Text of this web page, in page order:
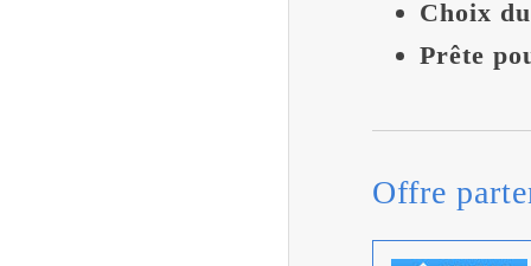
Choix
Prête
Offre